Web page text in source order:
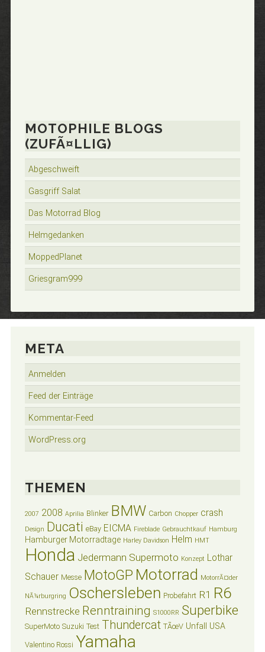
MOTOPHILE BLOGS
(ZUFÃ¤LLIG)
Abgeschweift
Gasgriff Salat
Das Motorrad Blog
Helmgedanken
MoppedPlanet
Griesgram999
META
Anmelden
Feed der Einträge
Kommentar-Feed
WordPress.org
THEMEN
2007 2008 Aprilia Blinker BMW Carbon Chopper crash
Design Ducati eBay EICMA Fireblade Gebrauchtkauf Hamburg
Hamburger Motorradtage Harley Davidson Helm HMT
Honda Jedermann Supermoto Konzept Lothar
Schauer Messe MotoGP Motorrad MotorrÃ¤der
NÃ¼rburgring Oschersleben Probefahrt R1 R6
Rennstrecke Renntraining S1000RR Superbike
SuperMoto Suzuki Test Thundercat TÃœV Unfall USA
Valentino Rossi Yamaha